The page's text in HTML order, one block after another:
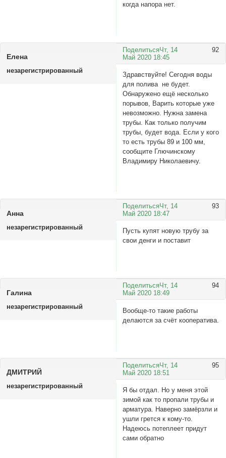
когда напора нет.
Поделиться 92
Чт, 14
Май 2020 18:45
Елена
незарегистрированный
Здравствуйте! Сегодня воды
для полива не будет.
Обнаружено ещё несколько
порывов, Варить которые уже
невозможно. Нужна замена
трубы. Как только получим
трубы, будет вода. Если у кого
то есть трубы 89 и 100 мм,
сообщите Глючинскому
Владимиру Николаевичу.
Поделиться 93
Чт, 14
Май 2020 18:47
Анна
незарегистрированный
Пусть купят новую трубу за
свои денги и поставит
Поделиться 94
Чт, 14
Май 2020 18:49
Галина
незарегистрированный
Вообще-то такие работы
делаются за счёт кооператива.
Поделиться 95
Чт, 14
Май 2020 18:51
ДМИТРИЙ
незарегистрированный
Я бы отдал. Но у меня этой
зимой как то пропали трубы и
арматура. Наверно замёрзли и
ушли грется к кому-то.
Надеюсь потеплеет придут
сами обратно